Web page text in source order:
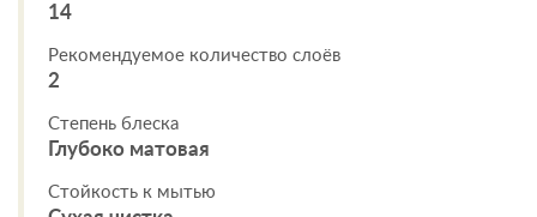
14
Рекомендуемое количество слоёв
2
Степень блеска
Глубоко матовая
Стойкость к мытью